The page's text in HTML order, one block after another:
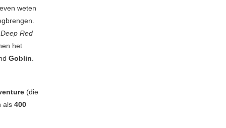
weten
Deep Red
het
Goblin
(die
als 400